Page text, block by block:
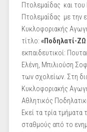
Πτολεμαΐδας και
Πτολεμαΐδας με την
Κυκλοφοριακής
τίτλο: «Ποδηλατί-
εκπαιδευτικοί:
Ελένη, Μπιλιούση
των σχολείων. Στη
Κυκλοφοριακής
Αθλητικός
Εκεί τα τρία
σταθμούς από το